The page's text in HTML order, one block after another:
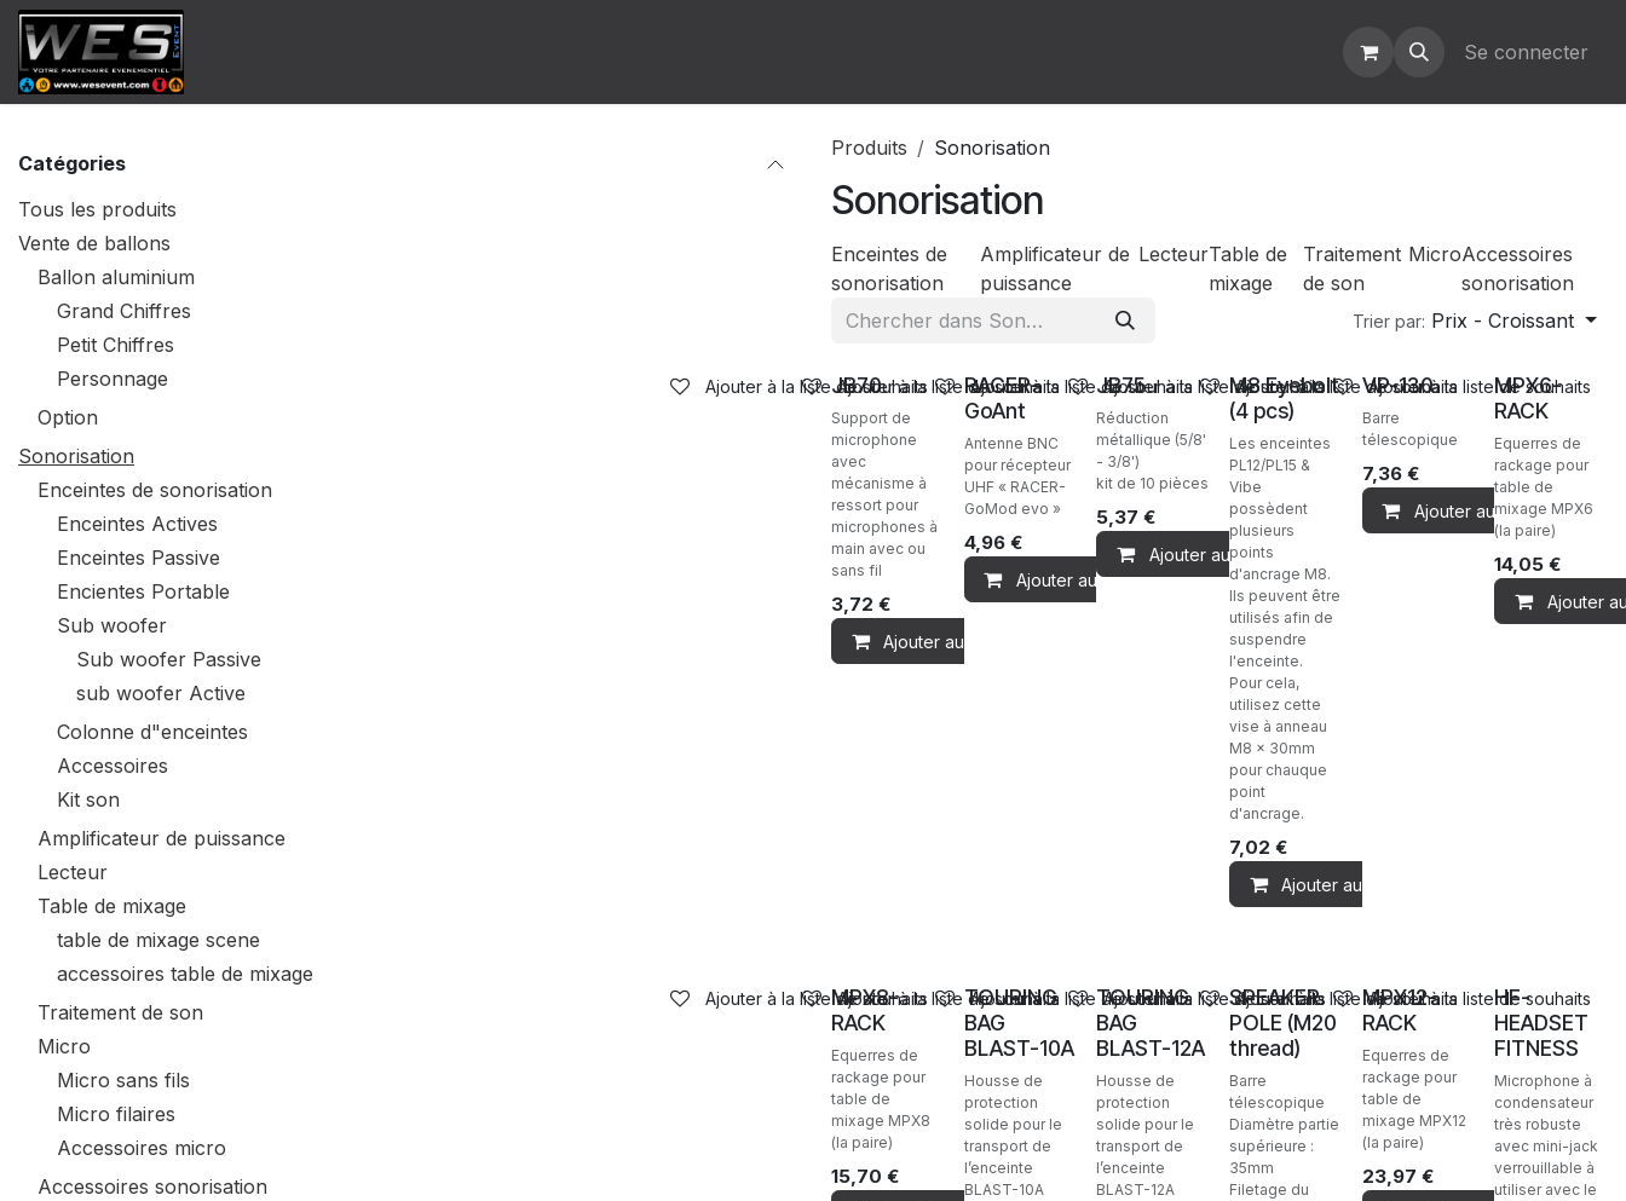
Se rendre au contenu
Se connecter
Catégories
Tous les produits
Vente de ballons
Ballon aluminium
Grand Chiffres
Petit Chiffres
Personnage
Option
Sonorisation
Enceintes de sonorisation
Enceintes Actives
Enceintes Passive
Encientes Portable
Sub woofer
Sub woofer Passive
sub woofer Active
Colonne d"enceintes
Accessoires
Kit son
Amplificateur de puissance
Lecteur
Table de mixage
table de mixage scene
accessoires table de mixage
Traitement de son
Micro
Micro sans fils
Micro filaires
Accessoires micro
Accessoires sonorisation
Produits Sonorisation
Sonorisation
Enceintes de
sonorisation
Amplificateur de
puissance
LecteurTable de
mixage
Traitement
de son
MicroAccessoires
sonorisation
Trier par: Prix - Croissant
Ventes
JB70
Support de
microphone
avec
mécanisme à
ressort pour
microphones à
main avec ou
sans fil
3,72 €
Ajouter au panier
Ajouter à la liste de souhaits Ventes
RACER-
GoAnt
Antenne BNC
pour récepteur
UHF « RACER-
GoMod evo »
4,96€
Ajouter au panier
Ajouter à la liste de souhaits Ventes
JB75
Réduction
métallique (5/8'
- 3/8')
kit de 10 pièces
5,37 €
Ajouter au panier
Ajouter à la liste de souhaits Ventes
M8 Eyebolt
(4 pcs)
Les enceintes
PL12/PL15 &
Vibe
possèdent
plusieurs
points
d'ancrage M8.
Ils peuvent être
utilisés afin de
suspendre
l'enceinte.
Pour cela,
utilisez cette
vise à anneau
M8 x 30mm
pour chauque
point
d'ancrage.
7,02 €
Ajouter au panier
Ajouter à la liste de souhaits Ventes
VP-130
Barre
télescopique
7,36€
Ajouter au panier
Ajouter à la liste de souhaits Ventes
MPX6-
RACK
Equerres de
rackage pour
table de
mixage MPX6
(la paire)
14,05 €
Ajouter
Ajouter à la liste de souhaits
Ventes
MPX8-
RACK
Equerres de
rackage pour
table de
mixage MPX8
(la paire)
15,70 €
Ajouter à la liste de souhaits Ventes
TOURING
BAG
BLAST-10A
Housse de
protection
solide pour le
transport de
l’enceinte
BLAST-10A
Ajouter à la liste de souhaits Ventes
TOURING
BAG
BLAST-12A
Housse de
protection
solide pour le
transport de
l’enceinte
BLAST-12A
Ajouter à la liste de souhaits Ventes
SPEAKER
POLE (M20
thread)
Barre
télescopique
Diamètre partie
supérieure :
35mm
Filetage du
Ajouter à la liste de souhaits Ventes
MPX12-
RACK
Equerres de
rackage pour
table de
mixage MPX12
(la paire)
23,97 €
Ajouter à la liste de souhaits Ventes
HF-
HEADSET
FITNESS
Microphone à
condensateur
très robuste
avec mini-jack
verrouillable à
utiliser avec le
Ajouter à la liste de souhaits